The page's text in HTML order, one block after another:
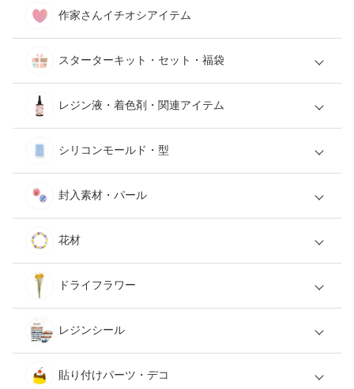
作家さんイチオシアイテム
スターターキット・セット・福袋
レジン液・着色剤・関連アイテム
シリコンモールド・型
封入素材・パール
花材
ドライフラワー
レジンシール
貼り付けパーツ・デコ